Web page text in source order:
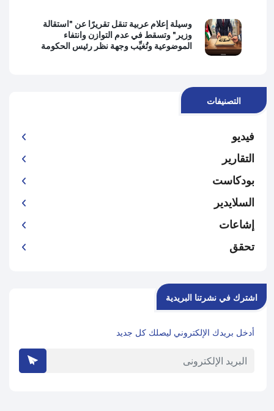
وسيلة إعلام عربية تنقل تقريرًا عن "استقالة
وزير" وتسقط في عدم التوازن وانتفاء
الموضوعية وتُغيِّب وجهة نظر رئيس الحكومة
التصنيفات
فيديو
التقارير
بودكاست
السلايدير
إشاعات
تحقق
اشترك في نشرتنا البريدية
أدخل بريدك الإلكتروني ليصلك كل جديد